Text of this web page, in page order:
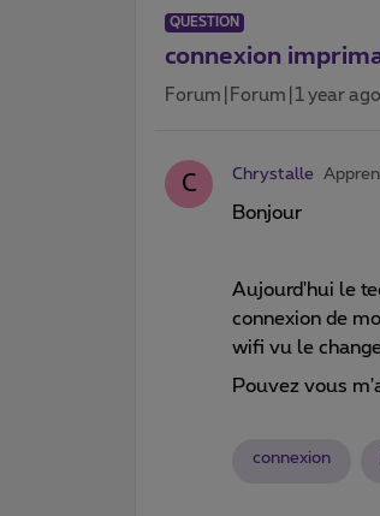
QUESTION
connexion
Forum|Forum|1 year ago
C Chrystalle
Bonjour
Aujourd'hui le
connexion de
wifi vu le
Pouvez vous
connexion